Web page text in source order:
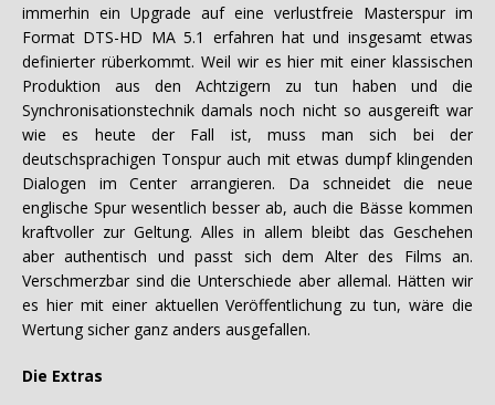
immerhin ein Upgrade auf eine verlustfreie Masterspur im
Format DTS-HD MA 5.1 erfahren hat und insgesamt etwas
definierter rüberkommt. Weil wir es hier mit einer klassischen
Produktion aus den Achtzigern zu tun haben und die
Synchronisationstechnik damals noch nicht so ausgereift war
wie es heute der Fall ist, muss man sich bei der
deutschsprachigen Tonspur auch mit etwas dumpf klingenden
Dialogen im Center arrangieren. Da schneidet die neue
englische Spur wesentlich besser ab, auch die Bässe kommen
kraftvoller zur Geltung. Alles in allem bleibt das Geschehen
aber authentisch und passt sich dem Alter des Films an.
Verschmerzbar sind die Unterschiede aber allemal. Hätten wir
es hier mit einer aktuellen Veröffentlichung zu tun, wäre die
Wertung sicher ganz anders ausgefallen.
Die Extras